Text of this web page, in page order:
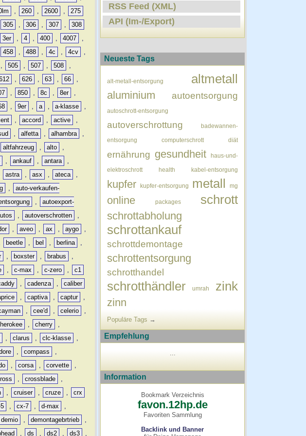
, 260 , 2600 ,
275
305 , 306 , 307 ,
308
3er , 4 , 400 , 4007
,
458 , 488 , 4c , 4cv
,
, 505 , 507 , 508
,
, 626 , 63 , 66
,
, 850 , 8c , 8er
,
, 9er , a , a-klasse
,
, accord , active
,
, alfetta , alhambra
,
altfahrzeug , alto
,
, ankauf , antara
,
astra , asx , ateca
,
,
auto-verkaufen-
,
autoexport-
, autoverschrotten
,
, aveo , ax , aygo
,
beetle , bel , berlina
,
, boxster , brabus
,
, c-max , c-zero ,
c1
, cadenza ,
caliber
, captiva , captur
,
, cee'd , celerio
,
, cherry
,
, clarus , clc-klasse
,
, compass
,
, corsa , corvette
,
, crossblade
,
, cruiser , cruze ,
crx
, cx-7 , d-max
,
demio , demontagebrtrieb
,
, ds , ds2 , ds3
,
RSS Feed (XML)
API (Im-/Export)
Neueste Tags
alt-metall-entsorgung altmetall
aluminium autoentsorgung
autoschrott-entsorgung
autoverschrottung badewannen-
entsorgung computerschrott diät
ernährung gesundheit haus-und-
elektroschrott health kabel-entsorgung
kupfer kupfer-entsorgung metall mg
online packages schrott
schrottabholung
schrottankauf
schrottdemontage
schrottentsorgung
schrotthandel
schrotthändler umrah zink
zinn
Populäre Tags →
Empfehlung
Information
Bookmark Verzeichnis
favon.12hp.de
Favoriten Sammlung
Backlink und Banner